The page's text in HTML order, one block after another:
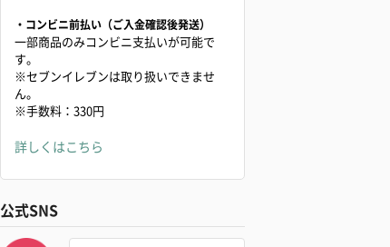
・コンビニ前払い（ご入金確認後発送）
一部商品のみコンビニ支払いが可能で
す。
※セブンイレブンは取り扱いできませ
ん。
※手数料：330円
詳しくはこちら
公式SNS